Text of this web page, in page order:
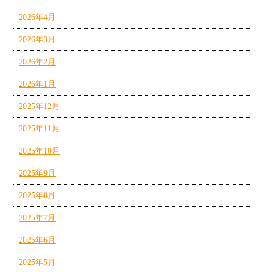
2026年4月
2026年3月
2026年2月
2026年1月
2025年12月
2025年11月
2025年10月
2025年9月
2025年8月
2025年7月
2025年6月
2025年5月